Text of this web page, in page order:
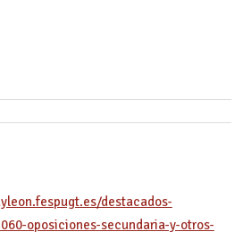
destacados-
oposiciones-secundaria-y-otros-